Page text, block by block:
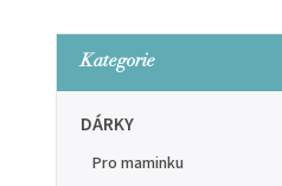
Kategorie
DÁRKY
Pro maminku